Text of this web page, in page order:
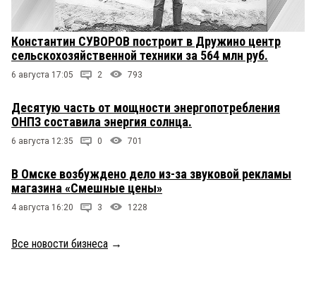
Константин СУВОРОВ построит в Дружино центр
сельскохозяйственной техники за 564 млн руб.
6 августа 17:05 2 793
Десятую часть от мощности энергопотребления
ОНПЗ составила энергия солнца.
6 августа 12:35 0 701
В Омске возбуждено дело из-за звуковой рекламы
магазина «Смешные цены»
4 августа 16:20 3 1228
Все новости бизнеса →